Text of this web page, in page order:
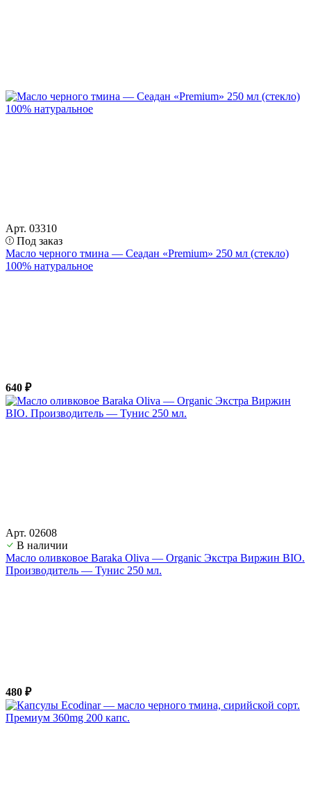
Арт. 03310
Под заказ
Масло черного тмина — Сеадан «Premium» 250 мл (стекло)
100% натуральное
640 ₽
Арт. 02608
В наличии
Масло оливковое Baraka Oliva — Organic Экстра Виржин BIO.
Производитель — Тунис 250 мл.
480 ₽